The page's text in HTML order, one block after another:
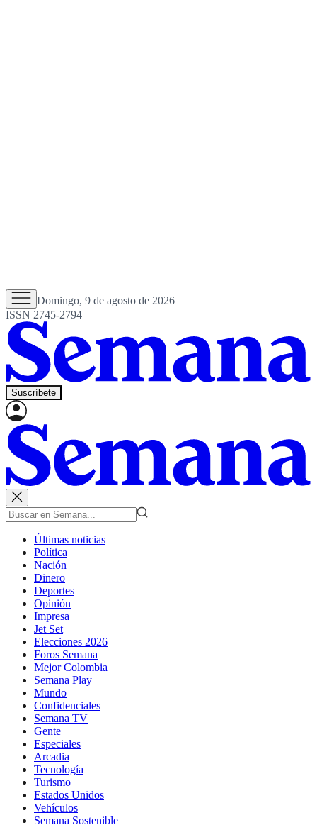
Domingo, 9 de agosto de 2026
ISSN 2745-2794
Suscríbete
Últimas noticias
Política
Nación
Dinero
Deportes
Opinión
Impresa
Jet Set
Elecciones 2026
Foros Semana
Mejor Colombia
Semana Play
Mundo
Confidenciales
Semana TV
Gente
Especiales
Arcadia
Tecnología
Turismo
Estados Unidos
Vehículos
Semana Sostenible